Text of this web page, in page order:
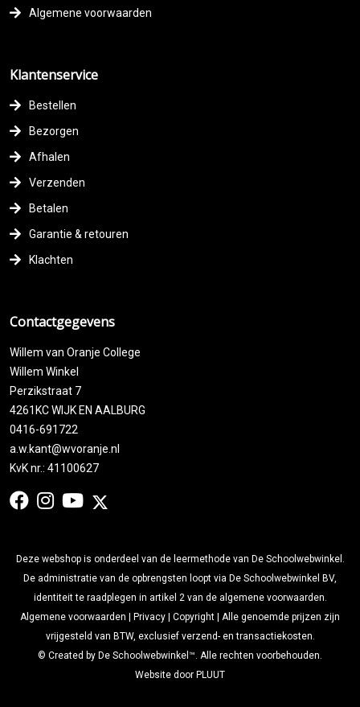
Algemene voorwaarden
Klantenservice
Bestellen
Bezorgen
Afhalen
Verzenden
Betalen
Garantie & retouren
Klachten
Contactgegevens
Willem van Oranje College
Willem Winkel
Perzikstraat 7
4261KC WIJK EN AALBURG
0416-691722
a.w.kant@wvoranje.nl
KvK nr.: 41100627
Deze webshop is onderdeel van de leermethode van De Schoolwebwinkel.
De administratie van de opbrengsten loopt via De Schoolwebwinkel BV,
identiteit te raadplegen in artikel 2 van de algemene voorwaarden.
Algemene voorwaarden | Privacy | Copyright | Alle genoemde prijzen zijn
vrijgesteld van BTW, exclusief verzend- en transactiekosten.
© Created by De Schoolwebwinkel™. Alle rechten voorbehouden.
Website door PLUUT